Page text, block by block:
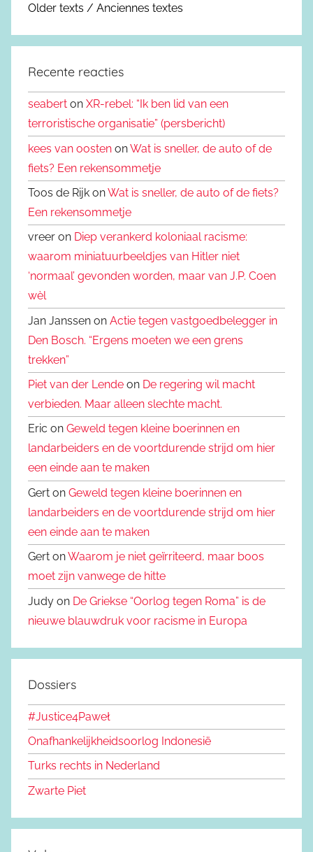
Older texts / Anciennes textes
Recente reacties
seabert on XR-rebel: “Ik ben lid van een
terroristische organisatie” (persbericht)
kees van oosten onWat is sneller, de auto of de
fiets? Een rekensommetje
Toos de Rijk onWat is sneller, de auto of de fiets?
Een rekensommetje
vreer on Diep verankerd koloniaal racisme:
waarom miniatuurbeeldjes van Hitler niet
‘normaal’ gevonden worden, maar van J.P. Coen
wèl
Jan Janssen on Actie tegen vastgoedbelegger in
Den Bosch. “Ergens moeten we een grens
trekken”
Piet van der Lende on De regering wil macht
verbieden. Maar alleen slechte macht.
Eric on Geweld tegen kleine boerinnen en
landarbeiders en de voortdurende strijd om hier
een einde aan te maken
Gert on Geweld tegen kleine boerinnen en
landarbeiders en de voortdurende strijd om hier
een einde aan te maken
Gert onWaarom je niet geïrriteerd, maar boos
moet zijn vanwege de hitte
Judy on De Griekse “Oorlog tegen Roma” is de
nieuwe blauwdruk voor racisme in Europa
Dossiers
#Justice4Paweł
Onafhankelijkheidsoorlog Indonesië
Turks rechts in Nederland
Zwarte Piet